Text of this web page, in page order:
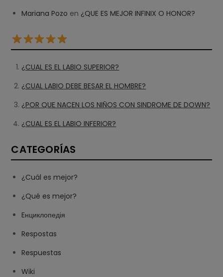
Mariana Pozo en ¿QUE ES MEJOR INFINIX O HONOR?
¿CUAL ES EL LABIO SUPERIOR?
¿CUAL LABIO DEBE BESAR EL HOMBRE?
¿POR QUE NACEN LOS NIÑOS CON SINDROME DE DOWN?
¿CUAL ES EL LABIO INFERIOR?
CATEGORÍAS
¿Cuál es mejor?
¿Qué es mejor?
Eнциклопедія
Respostas
Respuestas
Wiki